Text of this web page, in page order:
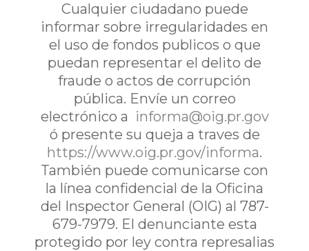
Cualquier ciudadano puede
informar sobre irregularidades en
el uso de fondos publicos o que
puedan representar el delito de
fraude o actos de corrupción
pública. Envíe un correo
electrónico a informa@oig.pr.gov
ó presente su queja a traves de
https://www.oig.pr.gov/informa.
También puede comunicarse con
la línea confidencial de la Oficina
del Inspector General (OIG) al 787-
679-7979. El denunciante esta
protegido por ley contra represalias